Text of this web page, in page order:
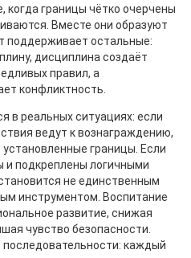
, когда границы чётко очерчены
. Вместе они образуют
поддерживает остальные:
дисциплина создаёт
правил, а
конфликтность.
в реальных ситуациях: если
ведут к вознаграждению,
границы. Если
и подкреплены логичными
не единственным
инструментом. Воспитание
развитие, снижая
чувство безопасности
последовательности: каждый